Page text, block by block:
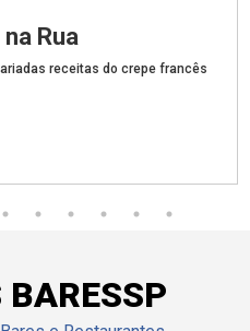
Rua
receitas do crepe francês